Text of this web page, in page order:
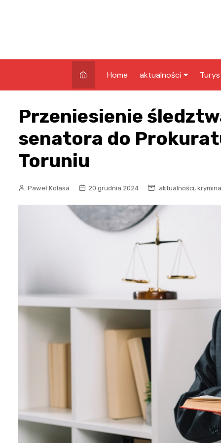
Home aktualności
infrastruktura
edukacja
Przeniesienie
senatora do
Toruniu
Paweł Kolasa 20 grudnia 2024 aktualności,